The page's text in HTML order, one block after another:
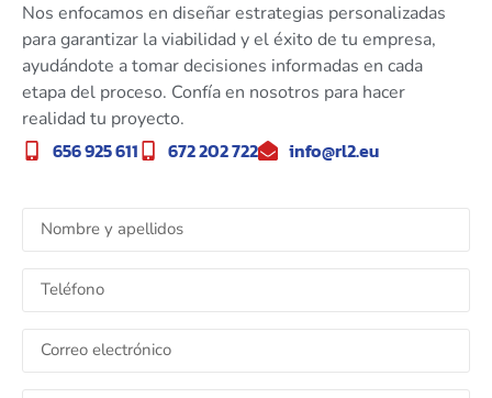
Nos enfocamos en diseñar estrategias personalizadas
para garantizar la viabilidad y el éxito de tu empresa,
ayudándote a tomar decisiones informadas en cada
etapa del proceso. Confía en nosotros para hacer
realidad tu proyecto.
656 925 611 672 202 722 info@rl2.eu